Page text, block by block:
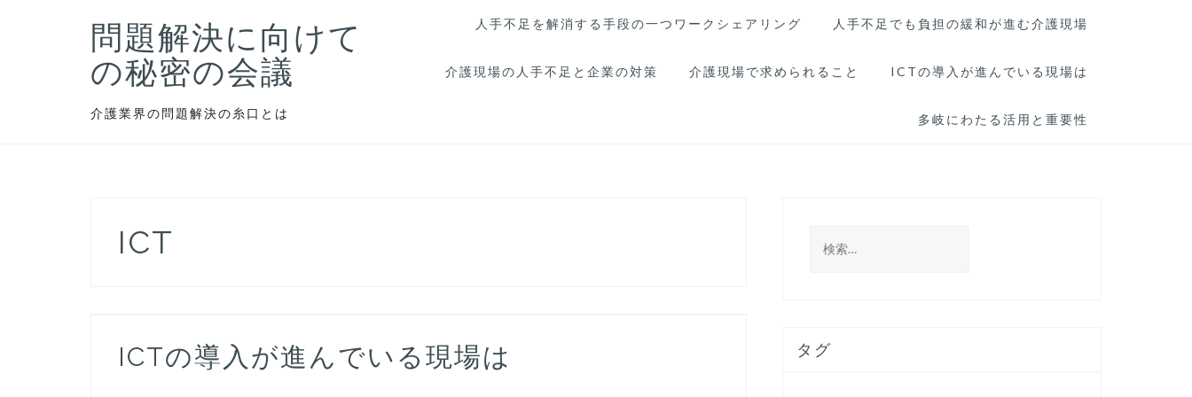
問題解決に向けて
の秘密の会議
介護業界の問題解決の糸口とは
人手不足を解消する手段の一つワークシェアリング 人手不足でも負担の緩和が進む介護現場
介護現場の人手不足と企業の対策 介護現場で求められること ICTの導入が進んでいる現場は
多岐にわたる活用と重要性
ICT
ICTの導入が進んでいる現場は
索:
タグ